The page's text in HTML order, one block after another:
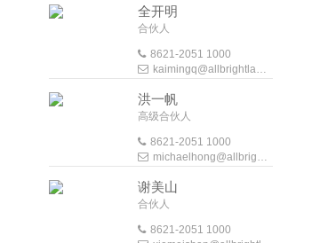
全开明
合伙人
8621-2051 1000
kaimingq@allbrightlaw.com
洪一帆
高级合伙人
8621-2051 1000
michaelhong@allbrightlaw.com
谢美山
合伙人
8621-2051 1000